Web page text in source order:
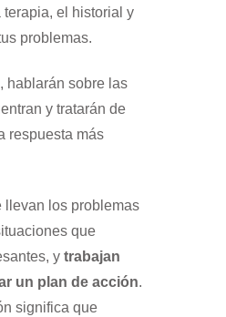
el historial y
problemas.
hablarán sobre las
y tratarán de
respuesta más
llevan los problemas
que
y trabajan
un plan de acción.
significa que